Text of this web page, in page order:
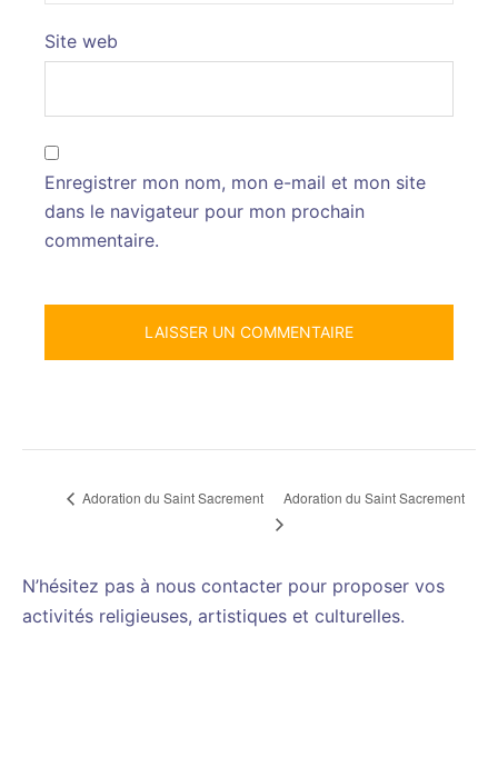
Site web
Enregistrer mon nom, mon e-mail et mon site
dans le navigateur pour mon prochain
commentaire.
Adoration du Saint Sacrement Adoration du Saint Sacrement
N’hésitez pas à nous contacter pour proposer vos
activités religieuses, artistiques et culturelles.